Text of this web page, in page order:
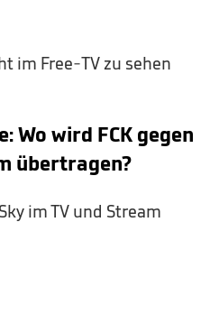
im Free-TV zu sehen
Wo wird FCK gegen
übertragen?
im TV und Stream